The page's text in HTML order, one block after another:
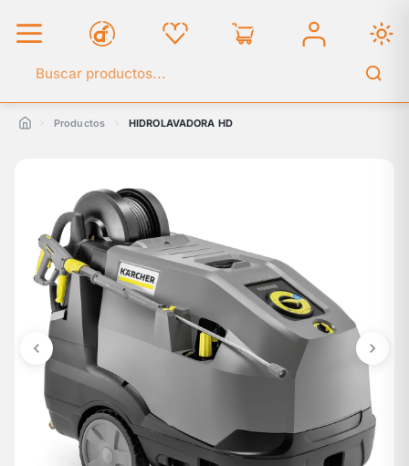
Buscar en el catálogo
Productos HIDROLAVADORA HD